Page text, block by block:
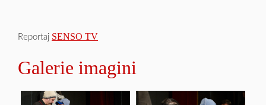
Reportaj SENSO TV
Galerie imagini